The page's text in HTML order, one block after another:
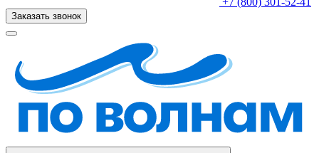
Заказать звонок